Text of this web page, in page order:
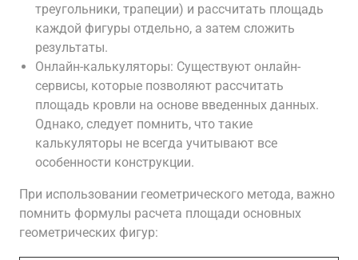
треугольники, трапеции) и рассчитать площадь
каждой фигуры отдельно, а затем сложить
результаты.
Онлайн-калькуляторы: Существуют онлайн-
сервисы, которые позволяют рассчитать
площадь кровли на основе введенных данных.
Однако, следует помнить, что такие
калькуляторы не всегда учитывают все
особенности конструкции.
При использовании геометрического метода, важно
помнить формулы расчета площади основных
геометрических фигур: